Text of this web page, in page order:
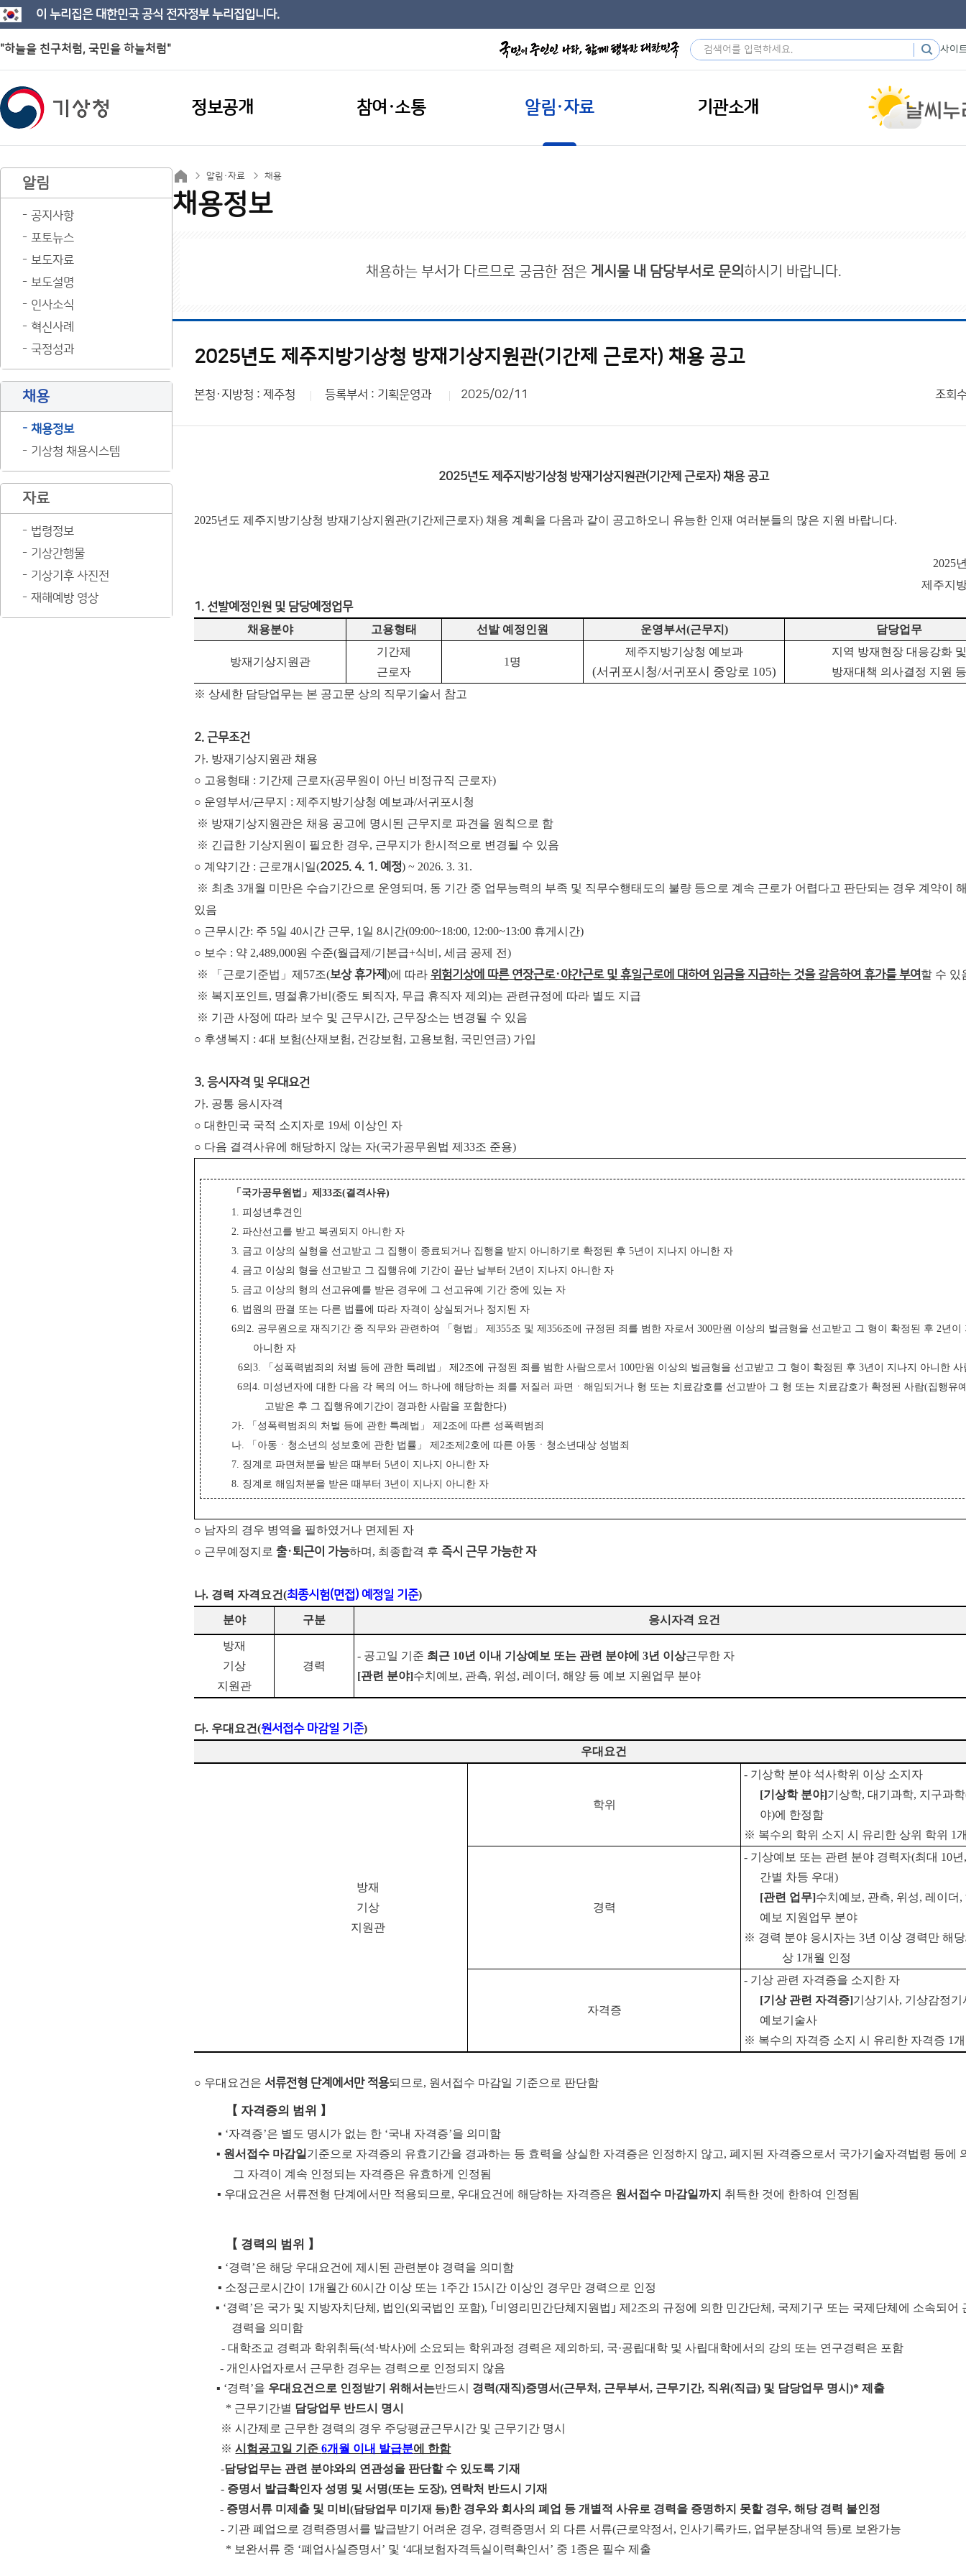
이 누리집은 대한민국 공식 전자정부 누리집입니다.
"하늘을 친구처럼, 국민을 하늘처럼" 사이
정보공개 참여·소통 알림·자료 기관소개
알림
공지사항
포토뉴스
보도자료
보도설명
인사소식
혁신사례
국정성과
채용
채용정보
기상청 채용시스템
자료
법령정보
기상간행물
기상기후 사진전
재해예방 영상
알림·자료 채용
채용정보
채용하는 부서가 다르므로 궁금한 점은 게시물 내 담당부서로 문의하시기 바랍니다.
2025년도 제주지방기상청 방재기상지원관(기간제 근로자) 채용 공고
본청·지방청 : 제주청 등록부서 : 기획운영과 2025/02/11 조회
2025년도 제주지방기상청 방재기상지원관(기간제 근로자) 채용 공고
2025년도 제주지방기상청 방재기상지원관(기간제근로자) 채용 계획을 다음과 같이 공고하오니 유능한 인재 여러분들의 많은 지원 바랍니다.
2025
제주지
1. 선발예정인원 및 담당예정업무
채용분야 고용형태 선발 예정인원 운영부서(근무지 ) 담당업무
방재기상지원관
기간제
근로자
1 명
제주지방기상청 예보과
(서귀포시청/서귀포시 중앙로 105)
지역 방재현장 대응강화 및
방재대책 의사결정 지원 등
※ 상세한 담당업무는 본 공고문 상의 직무기술서 참고
2. 근무조건
가. 방재기상지원관 채용
○ 고용형태 : 기간제 근로자(공무원이 아닌 비정규직 근로자)
○ 운영부서/근무지 : 제주지방기상청 예보과/서귀포시청
※ 방재기상지원관은 채용 공고에 명시된 근무지로 파견을 원칙으로 함
※ 긴급한 기상지원이 필요한 경우, 근무지가 한시적으로 변경될 수 있음
○ 계약기간 : 근로개시일(2025. 4. 1. 예정) ~ 2026. 3. 31.
※ 최초 3개월 미만은 수습기간으로 운영되며, 동 기간 중 업무능력의 부족 및 직무수행태도의 불량 등으로 계속 근로가 어렵다고 판단되는 경우 계약이
있음
○ 근무시간: 주 5일 40시간 근무, 1일 8시간(09:00~18:00, 12:00~13:00 휴게시간)
○ 보수 : 약 2,489,000원 수준(월급제/기본급+식비, 세금 공제 전)
※ 「근로기준법」제57조(보상 휴가제 )에 따라 위험기상에 따른 연장근로·야간근로 및 휴일근로에 대하여 임금을 지급하는 것을 갈음하여 휴가를 부여할 수 있
※ 복지포인트, 명절휴가비(중도 퇴직자, 무급 휴직자 제외)는 관련규정에 따라 별도 지급
※ 기관 사정에 따라 보수 및 근무시간, 근무장소는 변경될 수 있음
○ 후생복지 : 4대 보험(산재보험, 건강보험, 고용보험, 국민연금) 가입
3. 응시자격 및 우대요건
가. 공통 응시자격
○ 대한민국 국적 소지자로 19세 이상인 자
○ 다음 결격사유에 해당하지 않는 자(국가공무원법 제33조 준용)
「 국가공무원법 」제33조(결격사유)
1. 피성년후견인
2. 파산선고를 받고 복권되지 아니한 자
3. 금고 이상의 실형을 선고받고 그 집행이 종료되거나 집행을 받지 아니하기로 확정된 후 5년이 지나지 아니한 자
4. 금고 이상의 형을 선고받고 그 집행유예 기간이 끝난 날부터 2년이 지나지 아니한 자
5. 금고 이상의 형의 선고유예를 받은 경우에 그 선고유예 기간 중에 있는 자
6. 법원의 판결 또는 다른 법률에 따라 자격이 상실되거나 정지된 자
6의2. 공무원으로 재직기간 중 직무와 관련하여 「형법」 제355조 및 제356조에 규정된 죄를 범한 자로서 300만원 이상의 벌금형을 선고받고 그 형이 확정된 후 2년이
아니한 자
6의3. 「성폭력범죄의 처벌 등에 관한 특례법」 제2조에 규정된 죄를 범한 사람으로서 100만원 이상의 벌금형을 선고받고 그 형이 확정된 후 3년이 지나지 아니한 사
6의4. 미성년자에 대한 다음 각 목의 어느 하나에 해당하는 죄를 저질러 파면ㆍ해임되거나 형 또는 치료감호를 선고받아 그 형 또는 치료감호가 확정된 사람(집행유
고받은 후 그 집행유예기간이 경과한 사람을 포함한다)
가. 「성폭력범죄의 처벌 등에 관한 특례법」 제2조에 따른 성폭력범죄
나. 「아동ㆍ청소년의 성보호에 관한 법률」 제2조제2호에 따른 아동ㆍ청소년대상 성범죄
7. 징계로 파면처분을 받은 때부터 5년이 지나지 아니한 자
8. 징계로 해임처분을 받은 때부터 3년이 지나지 아니한 자
○ 남자의 경우 병역을 필하였거나 면제된 자
○ 근무예정지로 출·퇴근이 가능하며, 최종합격 후 즉시 근무 가능한 자
나. 경력 자격요건(최종시험(면접) 예정일 기준)
분야 구분 응시자격 요건
방재
기상
지원관
경력
- 공고일 기준 최근 10년 이내 기상예보 또는 관련 분야에 3년 이상근무한 자
[관련 분야]수치예보 , 관측, 위성, 레이더 , 해양 등 예보 지원업무 분야
다. 우대요건(원서접수 마감일 기준)
우대요건
방재
기상
지원관
학위
- 기상학 분야 석사학위 이상 소지자
[기상학 분야]기상학,대기과학, 지구과학
야)에 한정함
※ 복수의 학위 소지 시 유리한 상위 학위 1
경력
- 기상예보 또는 관련 분야 경력자(최대 10년
간별 차등 우대)
[관련 업무]수치예보 , 관측, 위성, 레이더 ,
예보 지원업무 분야
※ 경력 분야 응시자는 3년 이상 경력만 해당
상 1 개월 인정
자격증
- 기상 관련 자격증을 소지한 자
[기상 관련 자격증]기상기사, 기상감정기
예보기술사
※ 복수의 자격증 소지 시 유리한 자격증 1
○ 우대요건은 서류전형 단계에서만 적용되므로, 원서접수 마감일 기준으로 판단함
【 자격증의 범위 】
▪ ‘자격증’은 별도 명시가 없는 한 ‘국내 자격증’을 의미함
▪ 원서접수 마감일 기준으로 자격증의 유효기간을 경과하는 등 효력을 상실한 자격증은 인정하지 않고,폐지된 자격증으로서 국가기술자격법령 등에
그 자격이 계속 인정되는 자격증은 유효하게 인정됨
▪ 우대요건은 서류전형 단계에서만 적용되므로, 우대요건에 해당하는 자격증은 원서접수 마감일까지 취득한 것에 한하여 인정됨
【 경력의 범위 】
▪ ‘경력’은 해당 우대요건에 제시된 관련분야 경력을 의미함
▪ 소정근로시간이 1 개월간 60시간 이상 또는 1 주간 15시간 이상인 경우만 경력으로 인정
▪ ‘경력’은 국가 및 지방자치단체 , 법인(외국법인 포함), ｢ 비영리민간단체지원법 ｣제 2조의 규정에 의한 민간단체 , 국제기구 또는 국제단체에 소속되어
경력을 의미함
- 대학조교 경력과 학위취득(석·박사)에 소요되는 학위과정 경력은 제외하되 , 국·공립대학 및 사립대학에서의 강의 또는 연구경력은 포함
- 개인사업자로서 근무한 경우는 경력으로 인정되지 않음
▪ ‘경력’을 우대요건으로 인정받기 위해서는반드시 경력(재직)증명서(근무처, 근무부서, 근무기간, 직위(직급) 및 담당업무 명시)*제출
* 근무기간별 담당업무 반드시 명시
※시간제로 근무한 경력의 경우 주당평균근무시간 및 근무기간 명시
※시험공고일 기준6개월 이내 발급분에 한함
-담당업무는 관련 분야와의 연관성을 판단할 수 있도록 기재
- 증명서 발급확인자 성명 및 서명(또는 도장), 연락처 반드시 기재
- 증명서류 미제출 및 미비(담당업무 미기재 등)한 경우와 회사의 폐업 등 개별적 사유로 경력을 증명하지 못할 경우,해당 경력 불인정
- 기관 폐업으로 경력증명서를 발급받기 어려운 경우, 경력증명서 외 다른 서류(근로약정서 , 인사기록카드, 업무분장내역 등)로 보완가능
* 보완서류 중 ‘폐업사실증명서 ’ 및 ‘4대보험자격득실이력확인서 ’ 중 1 종은 필수 제출